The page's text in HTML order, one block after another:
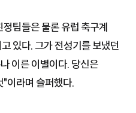
팀들은 물론 유럽 축구계
있다. 그가 전성기를 보냈던
이른 이별이다. 당신은
이라며 슬퍼했다.